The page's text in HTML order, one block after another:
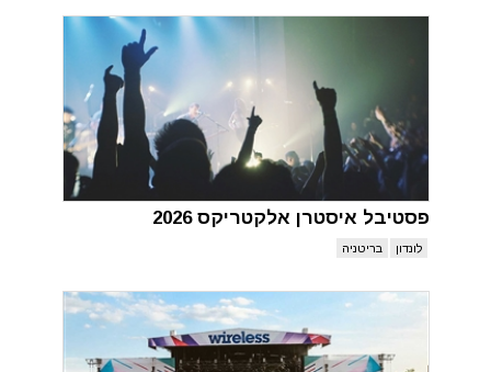
פסטיבל איסטרן אלקטריקס 2026
לונדון בריטניה